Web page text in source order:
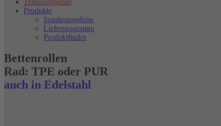
Transportgeräte
Produkte
Sonderangebote
Lieferprogramm
Produktfinder
Bettenrollen
Rad: TPE oder PUR
auch in Edelstahl